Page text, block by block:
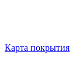
Карта покрытия